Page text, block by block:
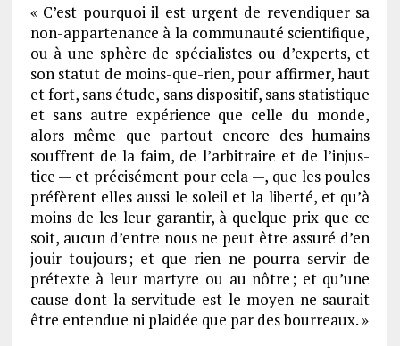
« C’est pourquoi il est urgent de reven­diquer sa
non-appar­te­nance à la commu­nauté scien­ti­fique,
ou à une sphère de spécia­listes ou d’ex­perts, et
son statut de moins-que-rien, pour affir­mer, haut
et fort, sans étude, sans dispo­si­tif, sans statis­tique
et sans autre expé­rience que celle du monde,
alors même que partout encore des humains
souffrent de la faim, de l’ar­bi­traire et de l’injus­
tice — et préci­sé­ment pour cela —, que les poules
préfèrent elles aussi le soleil et la liberté, et qu’à
moins de les leur garan­tir, à quelque prix que ce
soit, aucun d’entre nous ne peut être assuré d’en
jouir toujours ; et que rien ne pourra servir de
prétexte à leur martyre ou au nôtre ; et qu’une
cause dont la servi­tude est le moyen ne saurait
être enten­due ni plai­dée que par des bour­reaux. »